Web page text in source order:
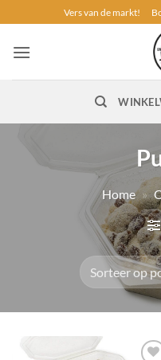
naar
inhoud
Vers van de markt!
Home »